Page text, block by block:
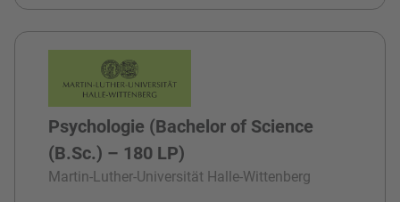
Psychologie (Bachelor of Science
(B.Sc.) – 180 LP)
Martin-Luther-Universität Halle-Wittenberg